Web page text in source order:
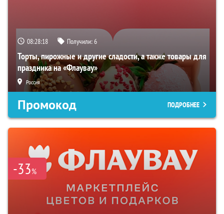
08:28:17 Получили:6
Торты, пирожные и другие сладости, а также товары для
праздника на «Флаувау»
Россия
Промокод ПОДРОБНЕЕ
-33%